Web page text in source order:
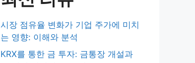
시장 점유율 변화가 기업 주가에 미치
는 영향: 이해와 분석
KRX를 통한 금 투자: 금통장 개설과